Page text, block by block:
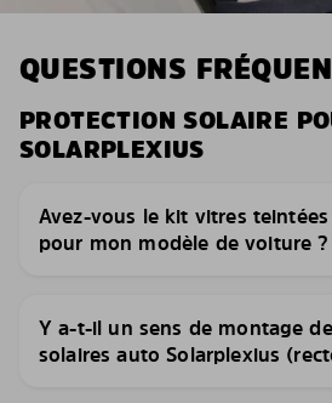
QUESTIONS
PROTECTION SOLAIRE
SOLARPLEXIUS
Avez-vous le kit vitres
pour mon modèle de voiture ?
Y a-t-il un sens de montage
solaires auto Solarplexius